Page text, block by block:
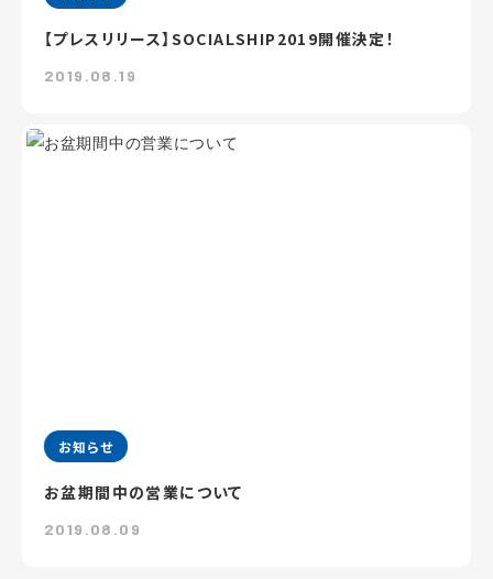
【プレスリリース】SOCIALSHIP2019開催決定！
2019.08.19
お知らせ
お盆期間中の営業について
2019.08.09